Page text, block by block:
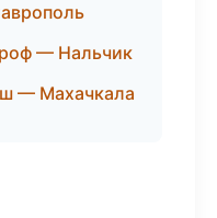
— Нальчик
— Махачкала